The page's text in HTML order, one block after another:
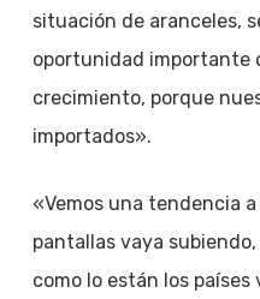
situación de aranceles,
oportunidad importante
crecimiento, porque
importados».
«Vemos una tendencia
pantallas vaya
como lo están los países